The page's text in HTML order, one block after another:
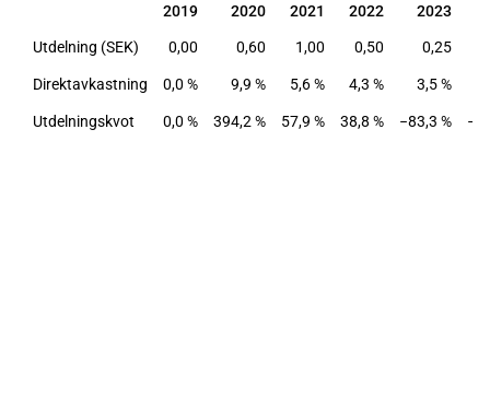
2019 2020 2021 2022 2023
2019 2020 2021 2022 2023
Utdelning (SEK) 0,00 0,60 1,00 0,50 0,25
Direktavkastning 0,0 % 9,9 % 5,6 % 4,3 % 3,5 %
Utdelningskvot 0,0 % 394,2 % 57,9 % 38,8 % −83,3 %